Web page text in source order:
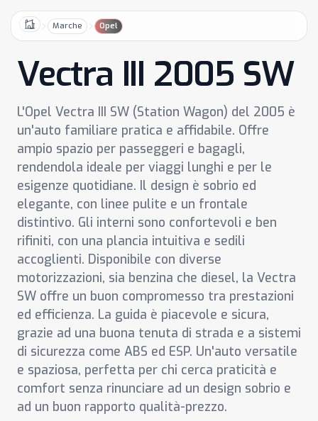
HomeMarche Opel
Vectra III 2005 SW
L'Opel Vectra III SW (Station Wagon) del 2005 è
un'auto familiare pratica e affidabile. Offre
ampio spazio per passeggeri e bagagli,
rendendola ideale per viaggi lunghi e per le
esigenze quotidiane. Il design è sobrio ed
elegante, con linee pulite e un frontale
distintivo. Gli interni sono confortevoli e ben
rifiniti, con una plancia intuitiva e sedili
accoglienti. Disponibile con diverse
motorizzazioni, sia benzina che diesel, la Vectra
SW offre un buon compromesso tra prestazioni
ed efficienza. La guida è piacevole e sicura,
grazie ad una buona tenuta di strada e a sistemi
di sicurezza come ABS ed ESP. Un'auto versatile
e spaziosa, perfetta per chi cerca praticità e
comfort senza rinunciare ad un design sobrio e
ad un buon rapporto qualità-prezzo.